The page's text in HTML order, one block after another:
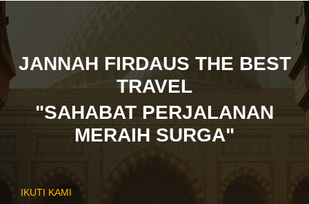
JANNAH FIRDAUS THE BEST
TRAVEL
"SAHABAT PERJALANAN
MERAIH SURGA"
IKUTI KAMI